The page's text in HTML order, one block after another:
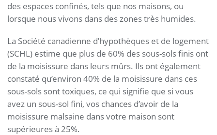
des espaces confinés, tels que nos maisons, ou
lorsque nous vivons dans des zones très humides.
La Société canadienne d’hypothèques et de logement
(SCHL) estime que plus de 60% des sous-sols finis ont
de la moisissure dans leurs mûrs. Ils ont également
constaté qu’environ 40% de la moisissure dans ces
sous-sols sont toxiques, ce qui signifie que si vous
avez un sous-sol fini, vos chances d’avoir de la
moisissure malsaine dans votre maison sont
supérieures à 25%.